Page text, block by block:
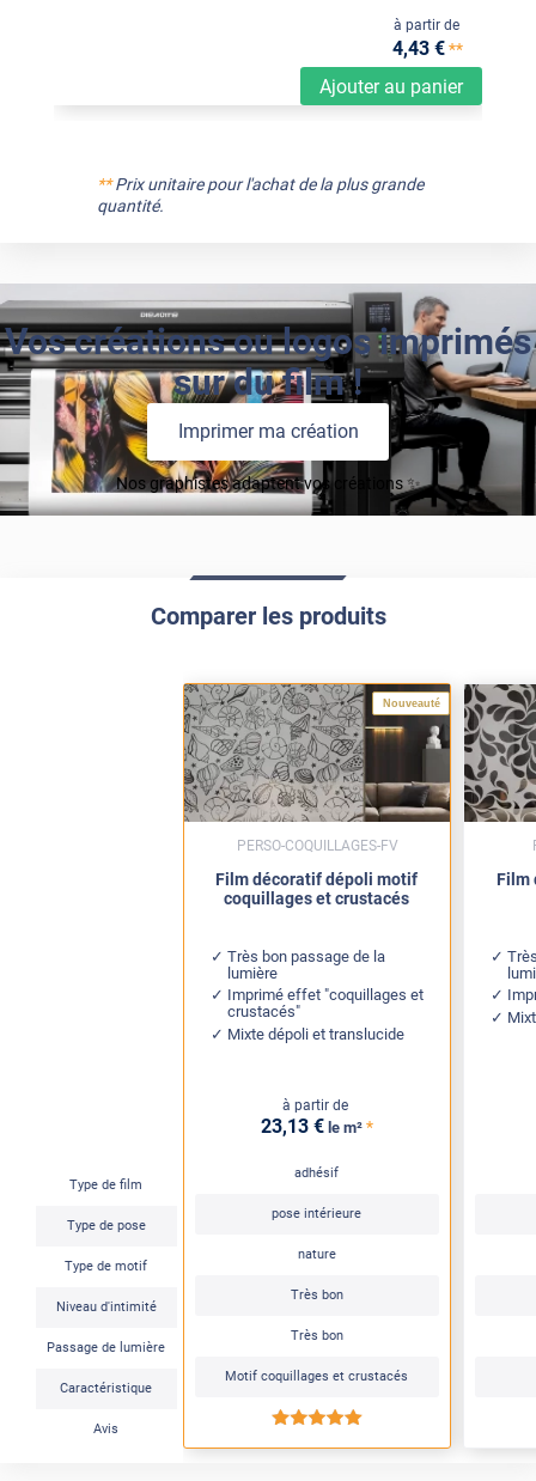
Ajouter au panier
à partir de
4,43 €**
**Prix unitaire pour l'achat de la plus grande
quantité.
Vos créations ou logos imprimés
sur du film !
Imprimer ma création
Nos graphistes adaptent vos créations ✨
Comparer les produits
Type de film
Type de pose
Type de motif
Niveau d'intimité
Passage de lumière
Caractéristique
Avis
Nouveauté
Film décoratif dépoli motif
coquillages et crustacés
Très bon passage de la
lumière
Imprimé effet "coquillages et
crustacés"
Mixte dépoli et translucide
à partir de
23,13 € le m² *
adhésif
pose intérieure
nature
Très bon
Très bon
Motif coquillages et crustacés
*****
PERSO-COQUILLAGES-FV
Film